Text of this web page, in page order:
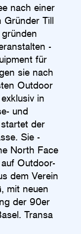
nach einer
Gründer Till
für
sie nach
Outdoor
in
und
der
Sie
North Face
Outdoor-
dem Verein
mit neuen
der 90er
Transa